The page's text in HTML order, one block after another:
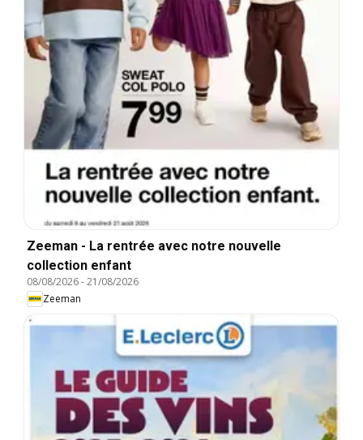
Zeeman - La rentrée avec notre nouvelle
collection enfant
08/08/2026-21/08/2026
Zeeman